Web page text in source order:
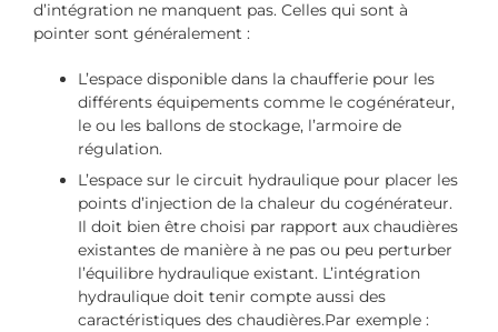
d’intégration ne manquent pas. Celles qui sont à
pointer sont généralement :
L’espace disponible dans la chaufferie pour les
différents équipements comme le cogénérateur,
le ou les ballons de stockage, l’armoire de
régulation.
L’espace sur le circuit hydraulique pour placer les
points d’injection de la chaleur du cogénérateur.
Il doit bien être choisi par rapport aux chaudières
existantes de manière à ne pas ou peu perturber
l’équilibre hydraulique existant. L’intégration
hydraulique doit tenir compte aussi des
caractéristiques des chaudières.Par exemple :